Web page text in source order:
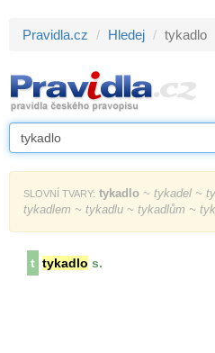
Pravidla.cz Hledej tykadlo
SLOVNÍ TVARY: tykadlo ~ tykadel ~
tykadlem ~ tykadlu ~ tykadlům ~
t tykadlo s.